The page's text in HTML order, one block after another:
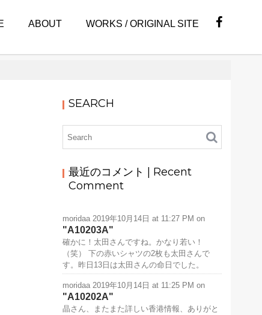
ABOUT WORKS / ORIGINAL SITE
SEARCH
最近のコメント | Recent
Comment
moridaa 2019年10月14日 at 11:27 PM on
A10203A
確かに！太田さんですね。かなり若い！
（笑） 下の赤いシャツの2枚も太田さんで
す。昨日13日は太田さんの命日でした。
moridaa 2019年10月14日 at 11:25 PM on
A10202A
晶さん、またまた詳しい香港情報、ありがと